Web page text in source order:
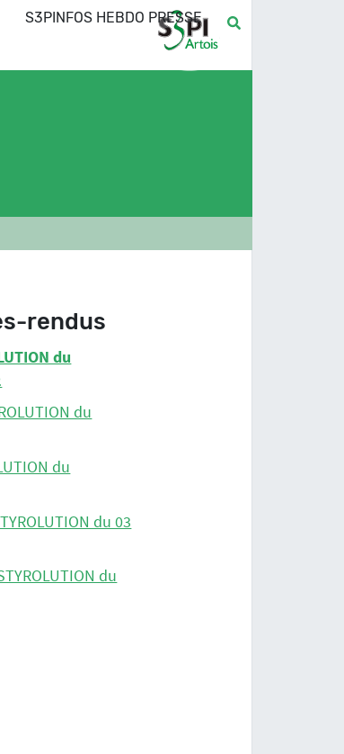
S3PINFOS HEBDO PRESSE
rendus
du
du
du
du 03
du